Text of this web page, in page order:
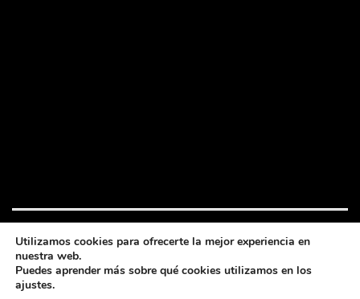
Utilizamos cookies para ofrecerte la mejor experiencia en
nuestra web.
Puedes aprender más sobre qué cookies utilizamos en los
ajustes.
2026 © Todos los derechos reservados